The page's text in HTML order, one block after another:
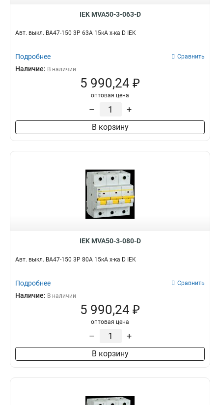
IEK MVA50-3-063-D
Авт. выкл. ВА47-150 3Р 63А 15кА х-ка D IEK
Подробнее Сравнить
Наличие: В наличии
5 990,24 ₽
оптовая цена
– +
В корзину
IEK MVA50-3-080-D
Авт. выкл. ВА47-150 3Р 80А 15кА х-ка D IEK
Подробнее Сравнить
Наличие: В наличии
5 990,24 ₽
оптовая цена
– +
В корзину